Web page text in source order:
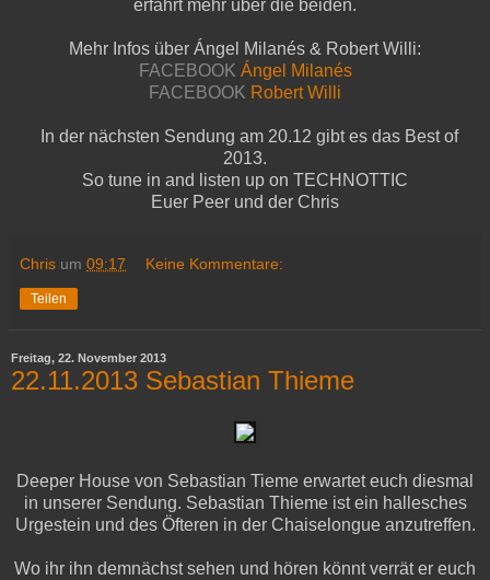
erfahrt mehr über die beiden.
Mehr Infos über Ángel Milanés & Robert Willi:
FACEBOOK Ángel Milanés
FACEBOOK Robert Willi
In der nächsten Sendung am 20.12 gibt es das Best of
2013.
So tune in and listen up on TECHNOTTIC
Euer Peer und der Chris
Chris um 09:17 Keine Kommentare:
Teilen
Freitag, 22. November 2013
22.11.2013 Sebastian Thieme
Deeper House von Sebastian Tieme erwartet euch diesmal
in unserer Sendung. Sebastian Thieme ist ein hallesches
Urgestein und des Öfteren in der Chaiselongue anzutreffen.
Wo ihr ihn demnächst sehen und hören könnt verrät er euch